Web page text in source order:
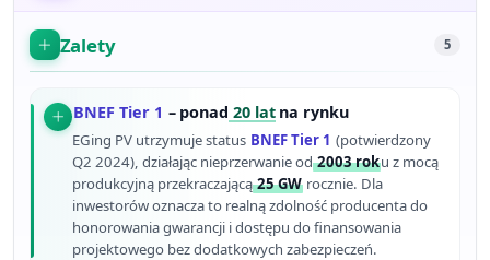
Zalety 5
BNEF Tier 1 – ponad 20 latna rynku
EGing PV utrzymuje status BNEF Tier 1 (potwierdzony
Q2 2024), działając nieprzerwanie od2003 roku z mocą
produkcyjną przekraczającą25 GW rocznie. Dla
inwestorów oznacza to realną zdolność producenta do
honorowania gwarancji i dostępu do finansowania
projektowego bez dodatkowych zabezpieczeń.